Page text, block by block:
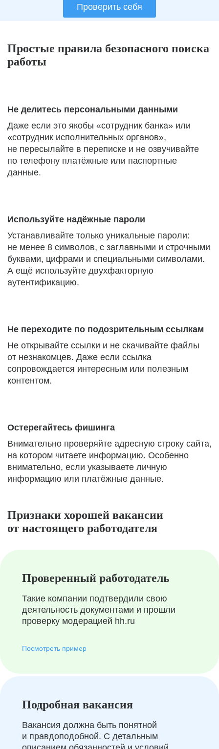
Проверить себя
Простые правила безопасного поиска
работы
Не делитесь персональными данными
Даже если это якобы «сотрудник банка» или
«сотрудник исполнительных органов»,
не пересылайте в переписке и не озвучивайте
по телефону платёжные или паспортные
данные.
Используйте надёжные пароли
Устанавливайте только уникальные пароли:
не менее 8 символов, с заглавными и строчными
буквами, цифрами и специальными символами.
А ещё используйте двухфакторную
аутентификацию.
Не переходите по подозрительным ссылкам
Не открывайте ссылки и не скачивайте файлы
от незнакомцев. Даже если ссылка
сопровождается интересным или полезным
контентом.
Остерегайтесь фишинга
Внимательно проверяйте адресную строку сайта,
на котором читаете информацию. Особенно
внимательно, если указываете личную
информацию или платёжные данные.
Признаки хорошей вакансии
от настоящего работодателя
Проверенный работодатель
Такие компании подтвердили свою
деятельность документами и прошли
проверку модерацией hh.ru
Посмотреть пример
Подробная вакансия
Вакансия должна быть понятной
и правдоподобной. С детальным